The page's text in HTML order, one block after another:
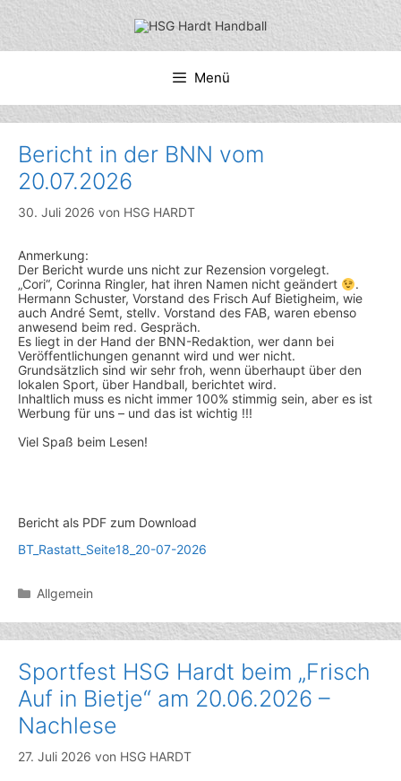
Inhalt
Menü
Bericht in der BNN vom
20.07.2026
30. Juli 2026 von HSG HARDT
Anmerkung:
Der Bericht wurde uns nicht zur Rezension vorgelegt.
„Cori“, Corinna Ringler, hat ihren Namen nicht geändert
.
Hermann Schuster, Vorstand des Frisch Auf Bietigheim, wie
auch André Semt, stellv. Vorstand des FAB, waren ebenso
anwesend beim red. Gespräch.
Es liegt in der Hand der BNN-Redaktion, wer dann bei
Veröffentlichungen genannt wird und wer nicht.
Grundsätzlich sind wir sehr froh, wenn überhaupt über den
lokalen Sport, über Handball, berichtet wird.
Inhaltlich muss es nicht immer 100% stimmig sein, aber es ist
Werbung für uns – und das ist wichtig !!!
Viel Spaß beim Lesen!
Bericht als PDF zum Download
BT_Rastatt_Seite18_20-07-2026
Kategorien
Allgemein
Sportfest HSG Hardt beim „Frisch
Auf in Bietje“ am 20.06.2026 –
Nachlese
27. Juli 2026 von HSG HARDT